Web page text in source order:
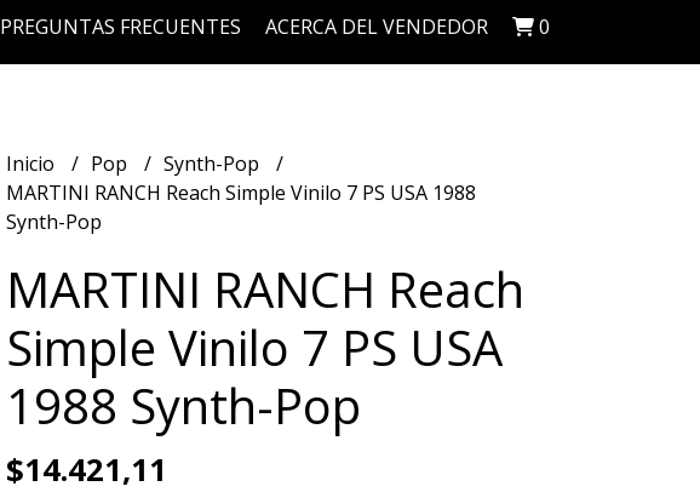
PREGUNTAS FRECUENTES ACERCA DEL VENDEDOR 0
Inicio Pop
Synth-Pop
MARTINI RANCH Reach Simple Vinilo 7 PS USA 1988
Synth-Pop
MARTINI RANCH Reach
Simple Vinilo 7 PS USA
1988 Synth-Pop
$14.421,11